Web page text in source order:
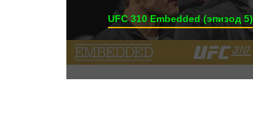
UFC 310 Embedded (эпизод 5)